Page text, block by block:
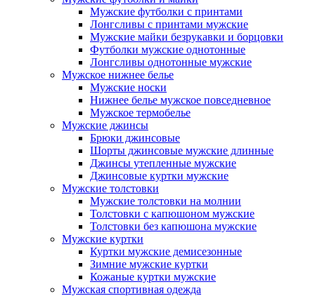
Мужские футболки с принтами
Лонгсливы с принтами мужские
Мужские майки безрукавки и борцовки
Футболки мужские однотонные
Лонгсливы однотонные мужские
Мужское нижнее белье
Мужские носки
Нижнее белье мужское повседневное
Мужское термобелье
Мужские джинсы
Брюки джинсовые
Шорты джинсовые мужские длинные
Джинсы утепленные мужские
Джинсовые куртки мужские
Мужские толстовки
Мужские толстовки на молнии
Толстовки с капюшоном мужские
Толстовки без капюшона мужские
Мужские куртки
Куртки мужские демисезонные
Зимние мужские куртки
Кожаные куртки мужские
Мужская спортивная одежда